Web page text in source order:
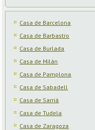
Casa de Barcelona
Casa de Barbastro
Casa de Burlada
Casa de Milán
Casa de Pamplona
Casa de Sabadell
Casa de Sarriá
Casa de Tudela
Casa de Zaragoza